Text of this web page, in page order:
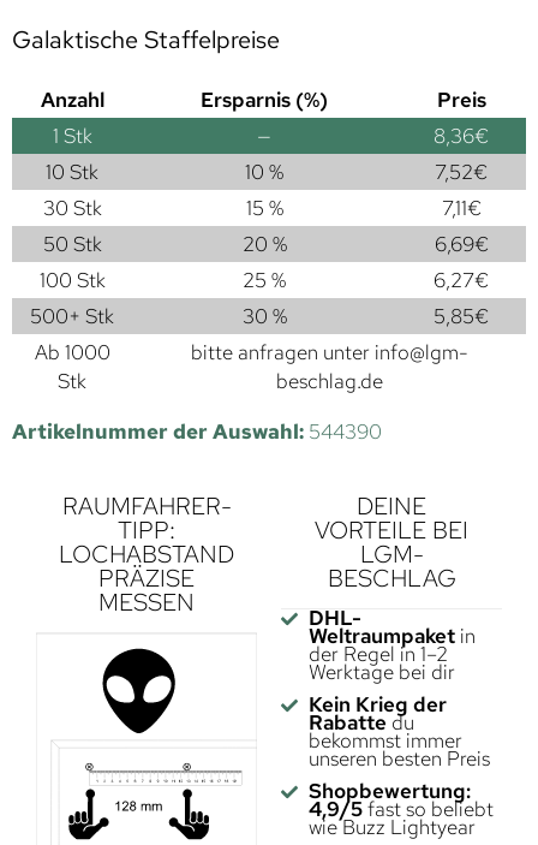
Galaktische Staffelpreise
Anzahl Ersparnis (%)
Preis
1 Stk — 8,36€
10 Stk
10 % 7,52€
30 Stk
15 % 7,11€
50 Stk
20 % 6,69€
100 Stk
25 % 6,27€
500+ Stk
30 % 5,85€
Ab 1000
Stk
bitte anfragen unter info@lgm-
beschlag.de
Artikelnummer der Auswahl: 544390
RAUMFAHRER-
TIPP:
LOCHABSTAND
PRÄZISE
MESSEN
DEINE
VORTEILE BEI
LGM-
BESCHLAG
DHL-
Weltraumpaketin
der Regel in 1–2
Werktage bei dir
Kein Krieg der
Rabatte du
bekommst immer
unseren besten Preis
Shopbewertung:
4,9/5fast so beliebt
wie Buzz Lightyear